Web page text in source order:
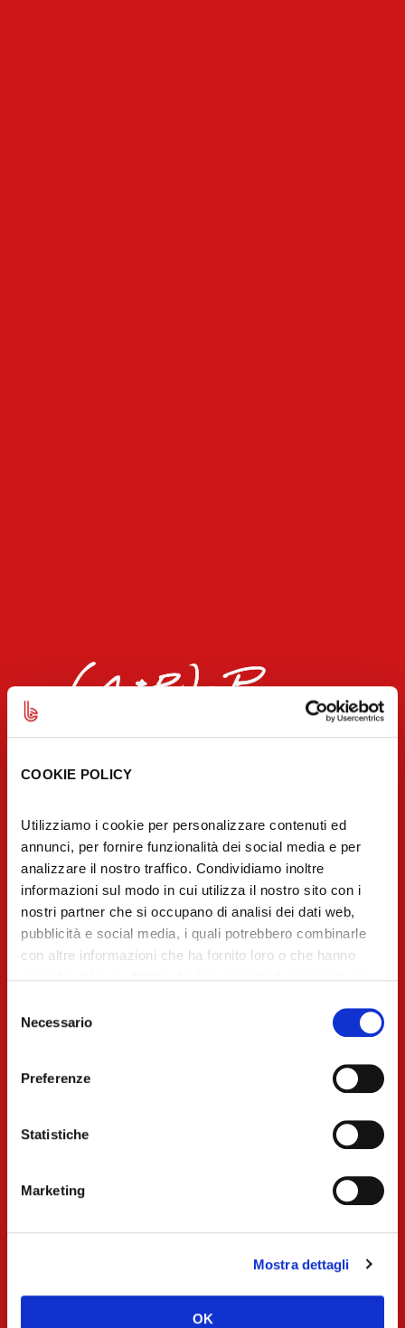
COOKIE POLICY
Utilizziamo i cookie per personalizzare contenuti ed
annunci, per fornire funzionalità dei social media e per
analizzare il nostro traffico. Condividiamo inoltre
informazioni sul modo in cui utilizza il nostro sito con i
nostri partner che si occupano di analisi dei dati web,
pubblicità e social media, i quali potrebbero combinarle
con altre informazioni che ha fornito loro o che hanno
delNecessario
Preferenze
Statistiche
Marketing
Mostra dettagli
OK
AGILITY +
RAPIDITY X
PRECISION / ON
TIME
FORMULA
FOR SUCCESS
IS VERY
SIMPLE